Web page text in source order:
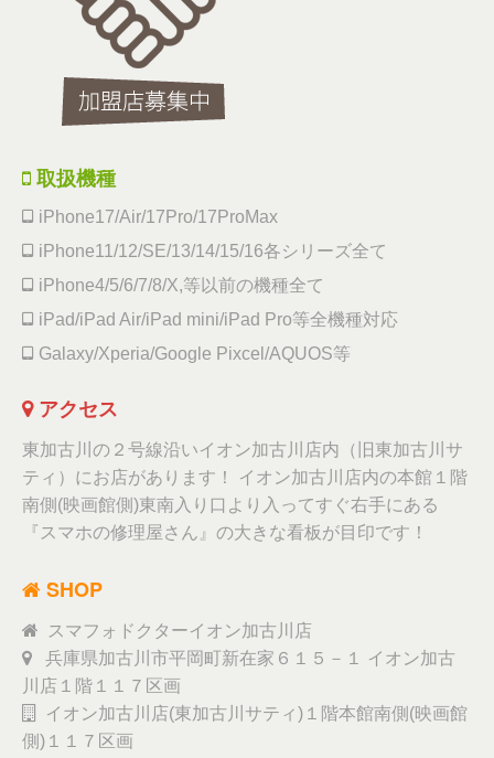
取扱機種
iPhone17/Air/17Pro/17ProMax
iPhone11/12/SE/13/14/15/16各シリーズ全て
iPhone4/5/6/7/8/X,等以前の機種全て
iPad/iPad Air/iPad mini/iPad Pro等全機種対応
Galaxy/Xperia/Google Pixcel/AQUOS等
アクセス
東加古川の２号線沿いイオン加古川店内（旧東加古川サ
ティ）にお店があります！ イオン加古川店内の本館１階
南側(映画館側)東南入り口より入ってすぐ右手にある
『スマホの修理屋さん』の大きな看板が目印です！
SHOP
スマフォドクターイオン加古川店
兵庫県加古川市平岡町新在家６１５－１ イオン加古
川店１階１１７区画
イオン加古川店(東加古川サティ)１階本館南側(映画館
側)１１７区画